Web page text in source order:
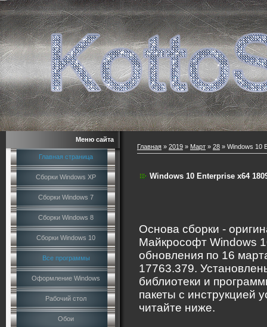
Меню сайта
Главная страница
Сборки Windows XP
Сборки Windows 7
Сборки Windows 8
Сборки Windows 10
Все программы
Оформление Windows
Рабочий стол
Обои
Главная » 2019 » Март » 28 » Windows 10
Windows 10 Enterprise x64
Основа сборки -
Майкрософт Windows
обновления по 16
17763.379.
библиотеки и
пакеты с инструкцией
читайте ниже.